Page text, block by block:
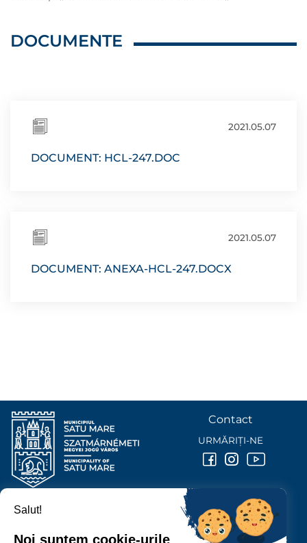
DOCUMENTE
2021.05.07
DOCUMENT: HCL-247.DOC
2021.05.07
DOCUMENT: ANEXA-HCL-247.DOCX
PRIMĂRIA MUNICIPIULUI
Contact
URMĂRIȚI-NE
Salut!
Noi suntem cookie-urile